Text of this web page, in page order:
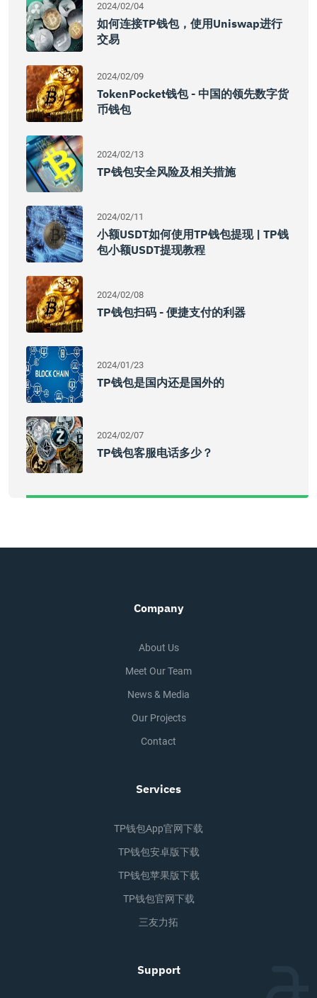
2024/02/04
如何连接TP钱包，使用Uniswap进行
交易
2024/02/09
TokenPocket钱包 - 中国的领先数字货
币钱包
2024/02/13
TP钱包安全风险及相关措施
2024/02/11
小额USDT如何使用TP钱包提现 | TP钱
包小额USDT提现教程
2024/02/08
TP钱包扫码 - 便捷支付的利器
2024/01/23
TP钱包是国内还是国外的
2024/02/07
TP钱包客服电话多少？
Company
About Us
Meet Our Team
News & Media
Our Projects
Contact
Services
TP钱包app官网下载
TP钱包安卓版下载
TP钱包苹果版下载
TP钱包官网下载
三友力拓
Support